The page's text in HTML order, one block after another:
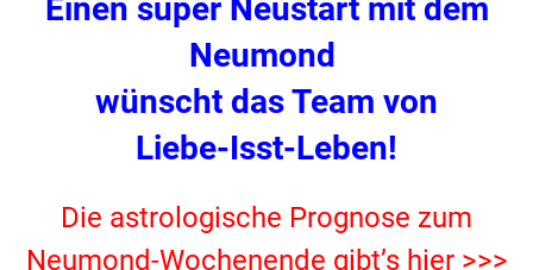
Einen super Neustart mit dem
Neumond
wünscht das Team von
Liebe-Isst-Leben!
Die astrologische Prognose zum
Neumond-Wochenende gibt’s hier >>>